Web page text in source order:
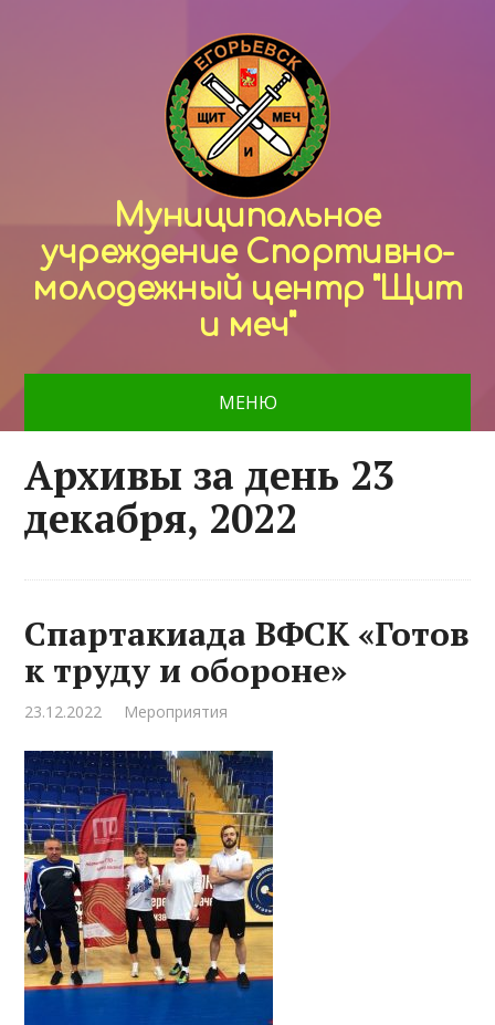
Муниципальное
учреждение Спортивно-
молодежный центр "Щит
и меч"
МЕНЮ
Архивы за день 23
декабря, 2022
Спартакиада ВФСК «Готов
к труду и обороне»
23.12.2022 Мероприятия